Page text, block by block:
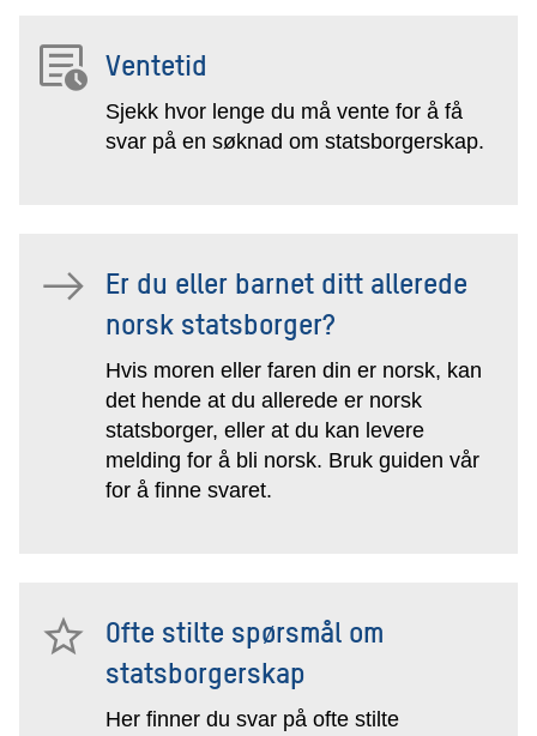
Ventetid
Sjekk hvor lenge du må vente for å få
svar på en søknad om statsborgerskap.
Er du eller barnet ditt allerede
norsk statsborger?
Hvis moren eller faren din er norsk, kan
det hende at du allerede er norsk
statsborger, eller at du kan levere
melding for å bli norsk. Bruk guiden vår
for å finne svaret.
Ofte stilte spørsmål om
statsborgerskap
Her finner du svar på ofte stilte